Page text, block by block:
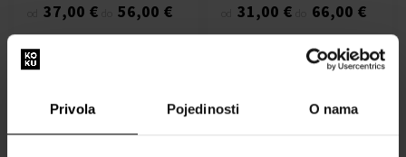
Privola Pojedinosti O nama
37,00 € 56,00 € 31,00 € 66,00 €